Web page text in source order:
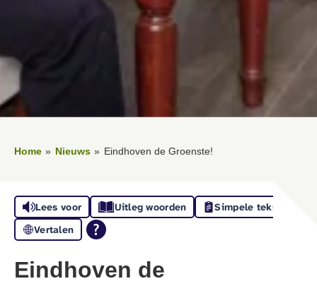
Home Nieuws Eindhoven de Groenste!
Lees voor Uitleg woorden
Simpele tekst
Vertalen
Eindhoven de